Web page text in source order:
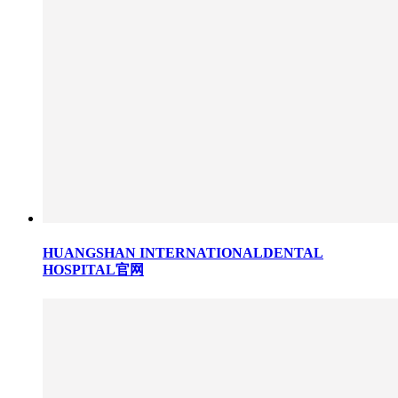
HUANGSHAN INTERNATIONALDENTAL
HOSPITAL官网